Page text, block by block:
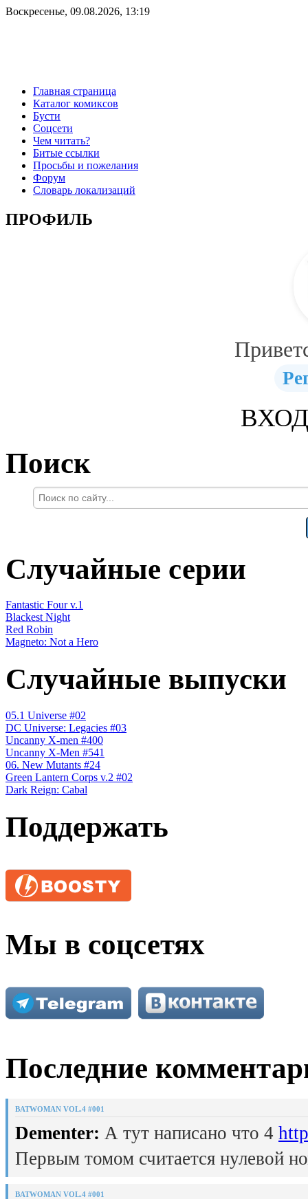
Воскресенье, 09.08.2026, 13:19
Главная страница
Каталог комиксов
Бусти
Соцсети
Чем читать?
Битые ссылки
Просьбы и пожелания
Форум
Словарь локализаций
ПРОФИЛЬ
Поиск
Случайные серии
Fantastic Four v.1
Blackest Night
Red Robin
Magneto: Not a Hero
Случайные выпуски
05.1 Universe #02
DC Universe: Legacies #03
Uncanny X-men #400
Uncanny X-Men #541
06. New Mutants #24
Green Lantern Corps v.2 #02
Dark Reign: Cabal
Поддержать
Мы в соцсетях
Последние
BATWOMAN VOL.4 #001
Dementer: А тут написано что 4
Первым томом считается нулевой
BATWOMAN VOL.4 #001